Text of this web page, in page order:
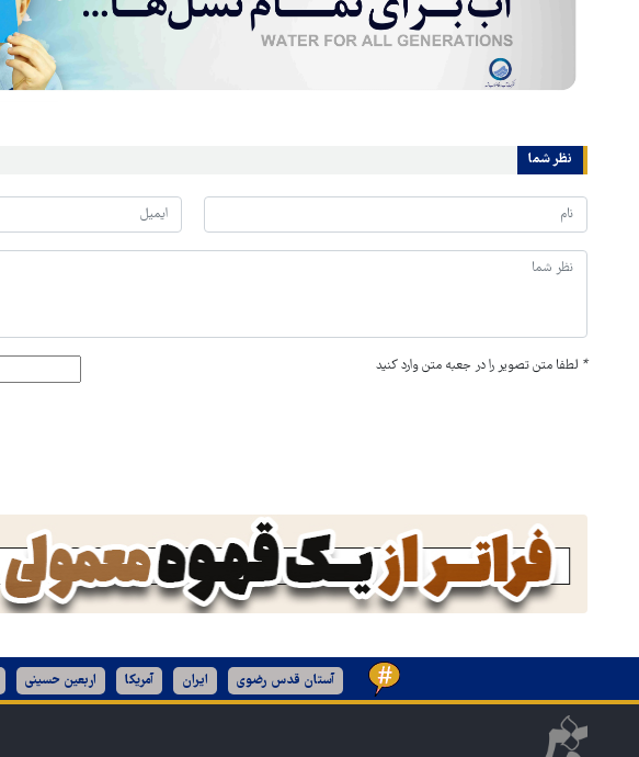
نظر شما
* لطفا متن تصویر را در جعبه متن وارد کنید
آستان قدس رضوی ایران آمریکا اربعین حسینی